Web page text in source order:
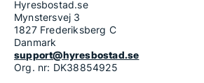
Hyresbostad.se
Mynstersvej 3
1827 Frederiksberg C
Danmark
support@hyresbostad.se
Org. nr: DK38854925